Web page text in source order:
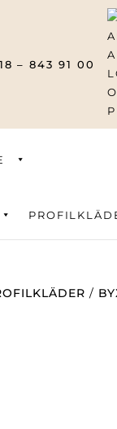
– 843 91 00
/